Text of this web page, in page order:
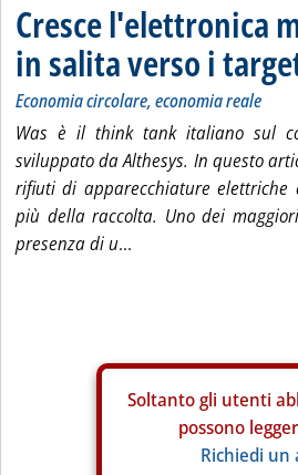
Cresce l'elettronica
in salita verso i
Economia circolare, economia reale
Was è il think tank italiano sul
sviluppato da Althesys. In questo
rifiuti di apparecchiature elettriche
più della raccolta. Uno dei
presenza di u...
Soltanto gli utenti
possono
Richiedi un